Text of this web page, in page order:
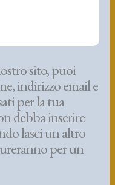
sito, puoi
indirizzo email e
per la tua
debba inserire
lasci un altro
per un